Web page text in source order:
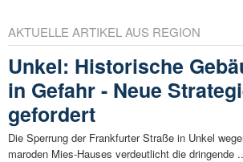
AKTUELLE ARTIKEL AUS REGION
Unkel: Historische
in Gefahr - Neue
gefordert
Die Sperrung der Frankfurter Straße in Unkel
maroden Mies-Hauses verdeutlicht die dringende